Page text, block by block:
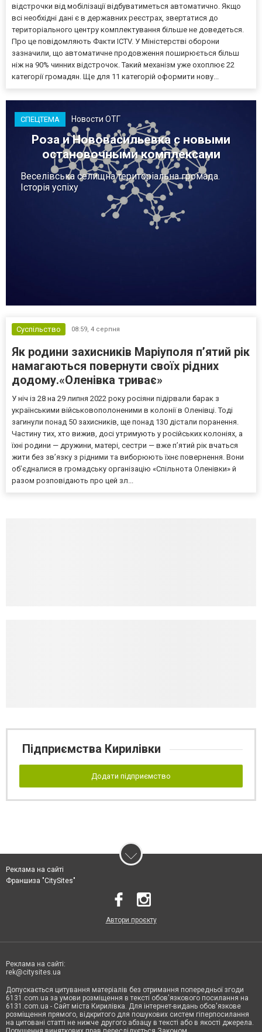
відстрочки від мобілізації відбуватиметься автоматично. Якщо
всі необхідні дані є в державних реєстрах, звертатися до
територіального центру комплектування більше не доведеться.
Про це повідомляють Факти ICTV. У Міністерстві оборони
зазначили, що автоматичне продовження поширюється більш
ніж на 90% чинних відстрочок. Такий механізм уже охоплює 22
категорії громадян. Ще для 11 категорій оформити нову...
СПЕЦТЕМА Новости ОТГ
Роза и Нововасильевка с новыми
остановочными комплексами
Веселівська селищна територіальна громада.
Історія успіху
Суспільство 08:59, 4 серпня
Як родини захисників Маріуполя пʼятий рік
намагаються повернути своїх рідних
додому.«Оленівка триває»
У ніч із 28 на 29 липня 2022 року росіяни підірвали барак з
українськими військовополоненими в колонії в Оленівці. Тоді
загинули понад 50 захисників, ще понад 130 дістали поранення.
Частину тих, хто вижив, досі утримують у російських колоніях, а
їхні родини — дружини, матері, сестри — вже п’ятий рік вчаться
жити без зв’язку з рідними та виборюють їхнє повернення. Вони
об’єдналися в громадську організацію «Спільнота Оленівки» й
разом розповідають про цей зл...
Підприємства Кирилівки
Додати підприємство
Реклама на сайті
Франшиза "CitySites"
Автори проєкту
Реклама на сайті:
rek@citysites.ua
Допускається цитування матеріалів без отримання попередньої згоди
6131.com.ua за умови розміщення в тексті обов'язкового посилання на
6131.com.ua - Сайт міста Кирилівка. Для інтернет-видань обов'язкове
розміщення прямого, відкритого для пошукових систем гіперпосилання
на цитовані статті не нижче другого абзацу в тексті або в якості джерела.